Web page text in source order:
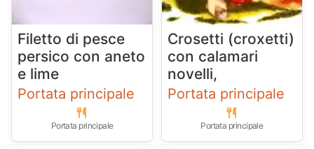
Filetto di pesce
persico con aneto
e lime
Portata principale
Portata principale
Crosetti (croxetti)
con calamari
novelli,
Portata principale
Portata principale